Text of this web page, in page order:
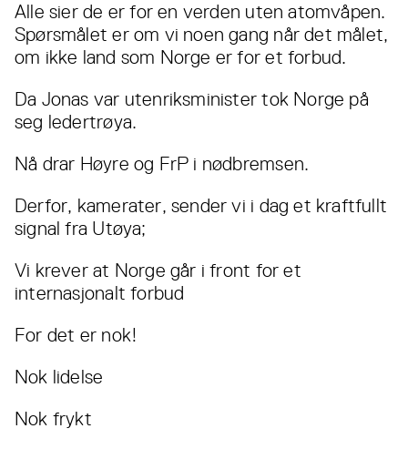
Alle sier de er for en verden uten atomvåpen.
Spørsmålet er om vi noen gang når det målet,
om ikke land som Norge er for et forbud.
Da Jonas var utenriksminister tok Norge på
seg ledertrøya.
Nå drar Høyre og FrP i nødbremsen.
Derfor, kamerater, sender vi i dag et kraftfullt
signal fra Utøya;
Vi krever at Norge går i front for et
internasjonalt forbud
For det er nok!
Nok lidelse
Nok frykt